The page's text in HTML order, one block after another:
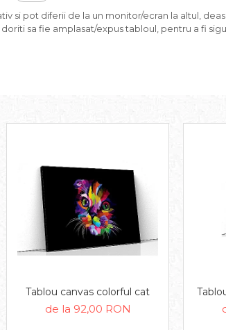
si pot diferii de la un monitor/ecran la altul,
sa fie amplasat/expus tabloul, pentru a fi
Tablou canvas colorful cat
de la 92,00 RON